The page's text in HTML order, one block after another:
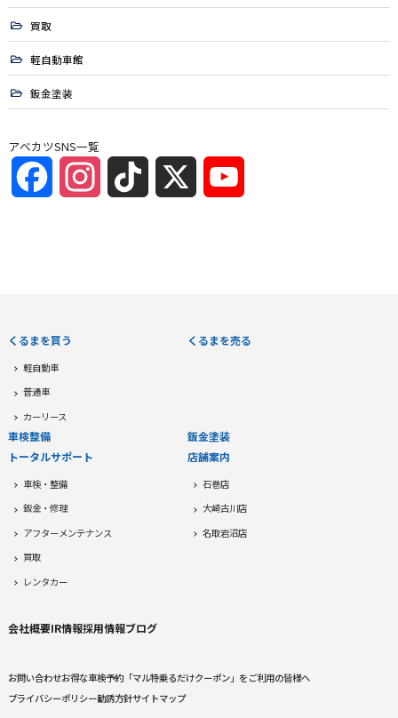
買取
軽自動車館
鈑金塗装
アベカツSNS一覧
FacebookInstagramTikTok
くるまを買う
軽自動車
普通車
カーリース
くるまを売る
車検整備
鈑金塗装
トータルサポート
車検・整備
鈑金・修理
アフターメンテナンス
買取
レンタカー
店舗案内
石巻店
大崎古川店
名取岩沼店
会社概要IR情報採用情報ブログ
お問い合わせお得な車検予約「マル特乗るだけクーポン」をご利用の皆様へ
プライバシーポリシー勧誘方針サイトマップ